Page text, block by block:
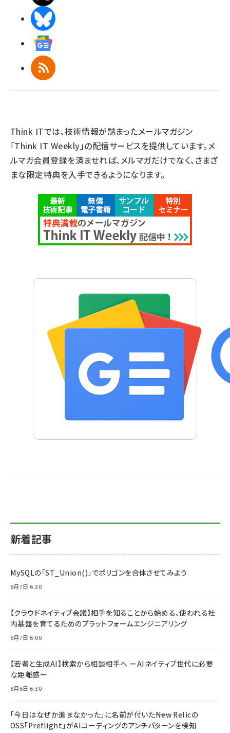
RSS
Think ITでは、技術情報が詰まったメールマガジン
「Think IT Weekly」の配信サービスを提供しています。メ
ルマガ会員登録を済ませれば、メルマガだけでなく、さまざ
まな限定特典を入手できるようになります。
新着記事
MySQLの「ST_Union()」でポリゴンを合体させてみよう
8月7日 6:30
【クラウドネイティブ会議】相手を知ることから始める、使われる社
内基盤を育てるためのプラットフォームエンジニアリング
8月7日 6:00
【若者と生成AI】検索から相談相手へ ーAIネイティブ世代に必要
な距離感ー
8月6日 6:30
「今日はなぜか進まなかった」に名前が付いた――New Relicの
OSS「Preflight」がAIコーディングのアンチパターンを検知